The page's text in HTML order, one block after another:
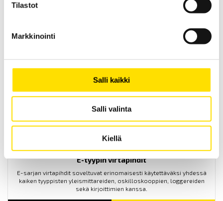
Tilastot
Markkinointi
Salli kaikki
Salli valinta
Kiellä
MiniFlex MA200 virtapihdit BNC-liitännällä
kaistanleveydellä sekä 0-3 V:n ulostulosignaalilla.
E-tyypin virtapihdit
E-sarjan virtapihdit soveltuvat erinomaisesti käytettäväksi yhdessä
kaiken tyyppisten yleismittareiden, oskilloskooppien, loggereiden
sekä kirjoittimien kanssa.